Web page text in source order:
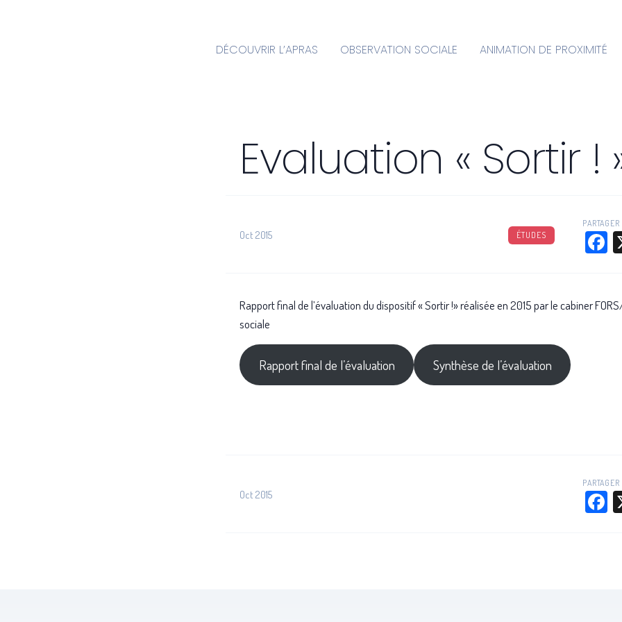
DÉCOUVRIR L’APRAS OBSERVATION SOCIALE ANIMATION DE PROXIMITÉ
Evaluation « Sortir !
Oct 2015 ÉTUDES
PARTAGER
Rapport final de l’évaluation du dispositif « Sortir !» réalisée en 2015 par le cabiner
sociale
Rapport final de l’évaluation Synthèse de l’évaluation
Oct 2015
PARTAGER